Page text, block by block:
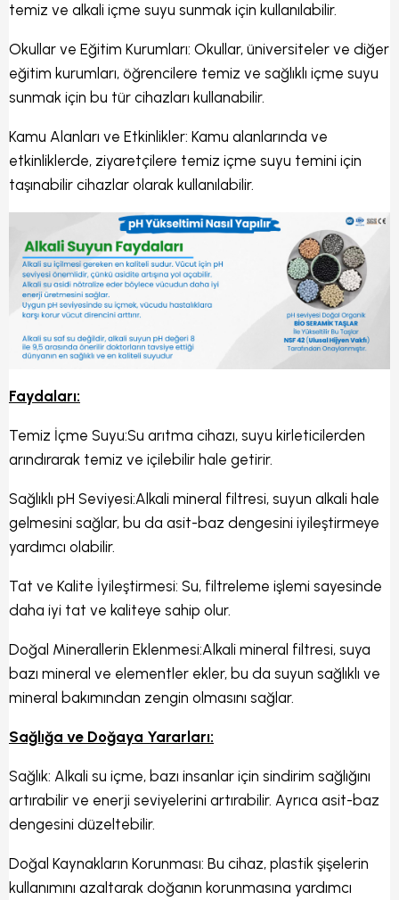
temiz ve alkali içme suyu sunmak için kullanılabilir.
Okullar ve Eğitim Kurumları: Okullar, üniversiteler ve diğer
eğitim kurumları, öğrencilere temiz ve sağlıklı içme suyu
sunmak için bu tür cihazları kullanabilir.
Kamu Alanları ve Etkinlikler: Kamu alanlarında ve
etkinliklerde, ziyaretçilere temiz içme suyu temini için
taşınabilir cihazlar olarak kullanılabilir.
Faydaları:
Temiz İçme Suyu:Su arıtma cihazı, suyu kirleticilerden
arındırarak temiz ve içilebilir hale getirir.
Sağlıklı pH Seviyesi:Alkali mineral filtresi, suyun alkali hale
gelmesini sağlar, bu da asit-baz dengesini iyileştirmeye
yardımcı olabilir.
Tat ve Kalite İyileştirmesi: Su, filtreleme işlemi sayesinde
daha iyi tat ve kaliteye sahip olur.
Doğal Minerallerin Eklenmesi:Alkali mineral filtresi, suya
bazı mineral ve elementler ekler, bu da suyun sağlıklı ve
mineral bakımından zengin olmasını sağlar.
Sağlığa ve Doğaya Yararları:
Sağlık: Alkali su içme, bazı insanlar için sindirim sağlığını
artırabilir ve enerji seviyelerini artırabilir. Ayrıca asit-baz
dengesini düzeltebilir.
Doğal Kaynakların Korunması: Bu cihaz, plastik şişelerin
kullanımını azaltarak doğanın korunmasına yardımcı